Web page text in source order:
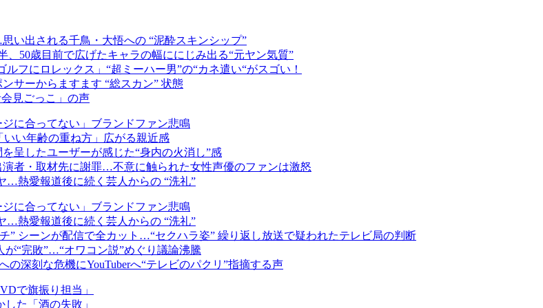
い出される千鳥・大悟への “泥酔スキンシップ”
50歳目前で広げたキャラの幅ににじみ出る“元ヤン気質”
フにロレックス」“超ミーハー男”の“カネ遣い“がスゴい！
サーからますます “総スカン” 状態
見ごっこ」の声
に合ってない」ブランドファン悲鳴
い年齢の重ね方」広がる親近感
呈したユーザーが感じた“身内の火消し”感
者・取材先に謝罪…不意に触られた女性声優のファンは激怒
…熱愛報道後に続く芸人からの “洗礼”
に合ってない」ブランドファン悲鳴
…熱愛報道後に続く芸人からの “洗礼”
” シーンが配信で全カット…“セクハラ姿” 繰り返し放送で疑われたテレビ局の判断
“完敗”…“オワコン説”めぐり議論沸騰
深刻な危機にYouTuberへ“テレビのパクリ”指摘する声
で旗振り担当」
た「酒の失敗」